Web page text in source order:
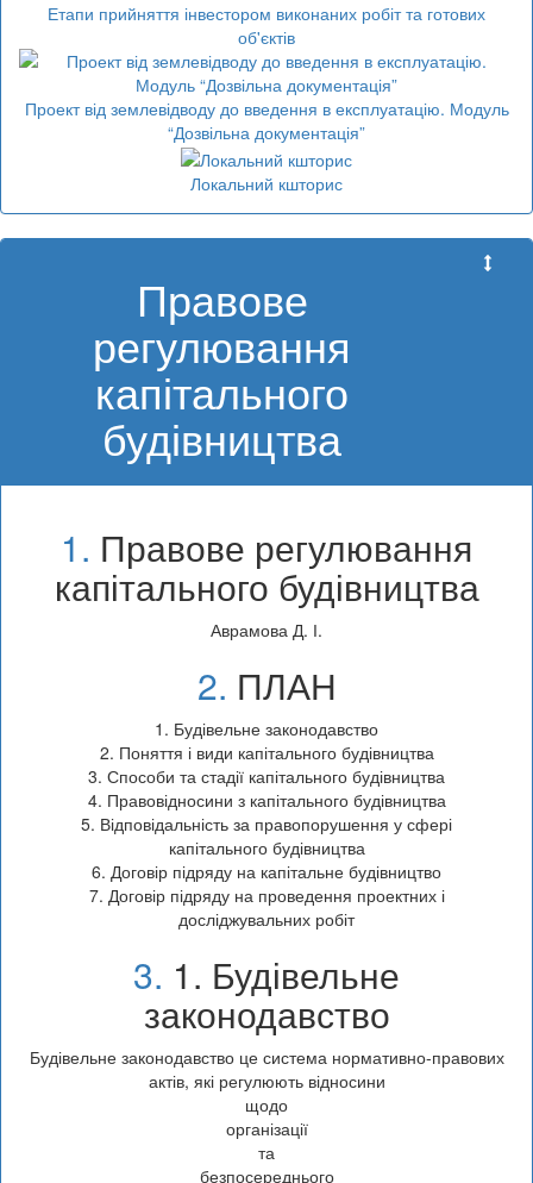
Етапи прийняття інвестором виконаних робіт та готових
об'єктів
Проект від землевідводу до введення в експлуатацію. Модуль
“Дозвільна документація”
Локальний кшторис
Правове
регулювання
капітального
будівництва
1. Правове регулювання
капітального будівництва
Аврамова Д. І.
2. ПЛАН
1. Будівельне законодавство
2. Поняття і види капітального будівництва
3. Способи та стадії капітального будівництва
4. Правовідносини з капітального будівництва
5. Відповідальність за правопорушення у сфері
капітального будівництва
6. Договір підряду на капітальне будівництво
7. Договір підряду на проведення проектних і
досліджувальних робіт
3. 1. Будівельне
законодавство
Будівельне законодавство це система нормативно-правових
актів, які регулюють відносини
щодо
організації
та
безпосереднього